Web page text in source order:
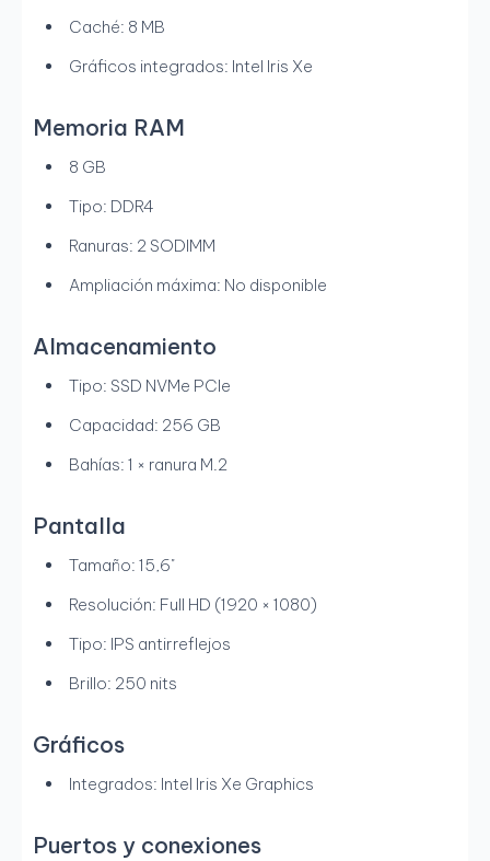
Caché: 8 MB
Gráficos integrados: Intel Iris Xe
Memoria RAM
8 GB
Tipo: DDR4
Ranuras: 2 SODIMM
Ampliación máxima: No disponible
Almacenamiento
Tipo: SSD NVMe PCIe
Capacidad: 256 GB
Bahías: 1 × ranura M.2
Pantalla
Tamaño: 15,6"
Resolución: Full HD (1920 × 1080)
Tipo: IPS antirreflejos
Brillo: 250 nits
Gráficos
Integrados: Intel Iris Xe Graphics
Puertos y conexiones